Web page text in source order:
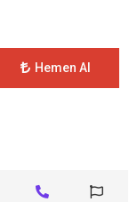
Hemen Al